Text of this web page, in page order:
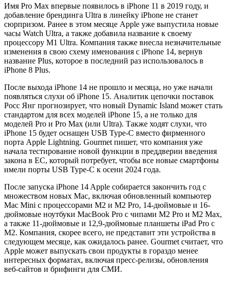
Имя Pro Max впервые появилось в iPhone 11 в 2019 году, и
добавление брендинга Ultra в линейку iPhone не станет
сюрпризом. Ранее в этом месяце Apple уже выпустила новые
часы Watch Ultra, а также добавила название к своему
процессору M1 Ultra. Компания также внесла незначительные
изменения в свою схему именования с iPhone 14, вернув
название Plus, которое в последний раз использовалось в
iPhone 8 Plus.
После выхода iPhone 14 не прошло и месяца, но уже начали
появляться слухи об iPhone 15. Аналитик цепочки поставок
Росс Янг прогнозирует, что новый Dynamic Island может стать
стандартом для всех моделей iPhone 15, а не только для
моделей Pro и Pro Max (или Ultra). Также ходят слухи, что
iPhone 15 будет оснащен USB Type-C вместо фирменного
порта Apple Lightning. Gourmet пишет, что компания уже
начала тестирование новой функции в преддверии введения
закона в ЕС, который потребует, чтобы все новые смартфоны
имели порты USB Type-C к осени 2024 года.
После запуска iPhone 14 Apple собирается закончить год с
множеством новых Mac, включая обновленный компьютер
Mac Mini с процессорами M2 и M2 Pro, 14-дюймовые и 16-
дюймовые ноутбуки MacBook Pro с чипами M2 Pro и M2 Max,
а также 11-дюймовые и 12,9-дюймовые планшеты iPad Pro с
M2. Компания, скорее всего, не представит эти устройства в
следующем месяце, как ожидалось ранее. Gourmet считает, что
Apple может выпускать свои продукты в гораздо менее
интересных форматах, включая пресс-релизы, обновления
веб-сайтов и брифинги для СМИ.